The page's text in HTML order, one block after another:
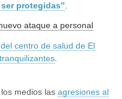
protegidas”
ataque a personal
centro de salud de El
medios las agresiones al